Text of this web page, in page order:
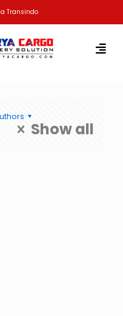
Transindo
Show all